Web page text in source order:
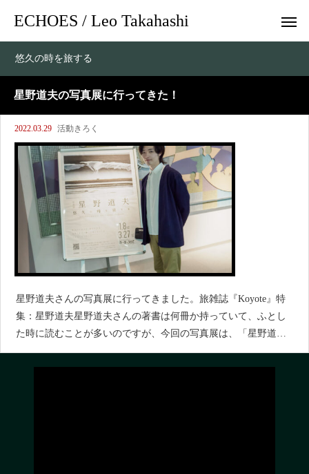
ECHOES / Leo Takahashi
悠久の時を旅する
星野道夫の写真展に行ってきた！
2022.03.29 活動きろく
星野道夫さんの写真展に行ってきました。旅雑誌『Koyote』特
集：星野道夫星野道夫さんの著書は何冊か持っていて、ふとし
た時に読むことが多いのですが、今回の写真展は、「星野道
夫」の生涯そのものを追うことができたような気がして、とて
も良かったです。